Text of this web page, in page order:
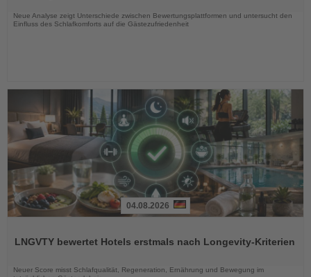
Nachrichten
Neue Analyse zeigt Unterschiede zwischen Bewertungsplattformen und untersucht den
Einfluss des Schlafkomforts auf die Gästezufriedenheit
die
04.08.2026
LNGVTY bewertet Hotels erstmals nach Longevity-Kriterien
Neuer Score misst Schlafqualität, Regeneration, Ernährung und Bewegung im